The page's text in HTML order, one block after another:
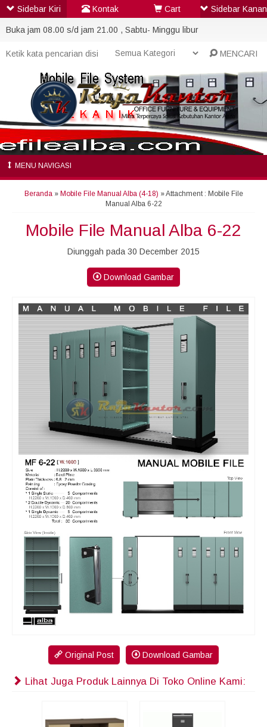
Buka jam 08.00 s/d jam 21.00 , Sabtu- Minggu libur
MENCARI
MENU NAVIGASI
Beranda» Mobile File Manual Alba (4-18) » Attachment : Mobile File
Manual Alba 6-22
Mobile File Manual Alba 6-22
Diunggah pada 30 December 2015
Download Gambar
Original Post Download Gambar
Lihat Juga Produk Lainnya Di Toko Online Kami:
Sidebar Kiri Kontak Cart Sidebar Kanan